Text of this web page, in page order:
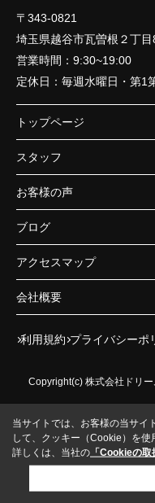
〒343-0821
埼玉県越谷市瓦曽根２丁目
営業時間： 9:30~19:00
定休日： 毎週水曜日・第1
トップページ
スタッフ
お客様の声
ブログ
アクセスマップ
会社概要
利用規約 プライバシーポ
Copyright(c) 株式会社ドリ
当サイトでは、お客様の当サイ
して、クッキー（Cookie）を使
詳しくは、当社の 「Cookieの取